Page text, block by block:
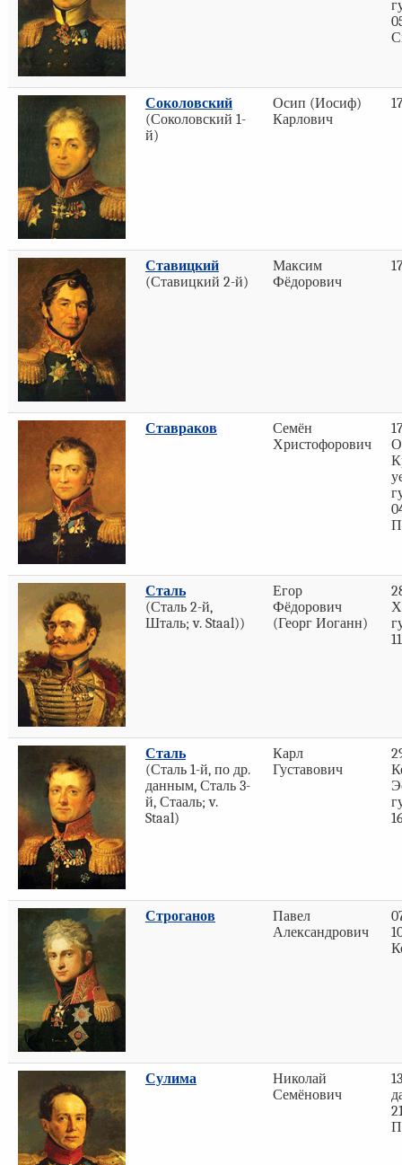
Соколовский
(Соколовский 1-
й)
Осип (Иосиф)
Карлович
Ставицкий
(Ставицкий 2-й)
Максим
Фёдорович
Ставраков
Семён
Христофорович
Сталь
(Сталь 2-й,
Шталь; v. Staal))
Егор
Фёдорович
(Георг Иоганн)
Сталь
(Сталь 1-й, по др.
данным, Сталь 3-
й, Стааль; v.
Staal)
Карл
Густавович
Строганов
Павел
Александрович
Сулима
Николай
Семёнович